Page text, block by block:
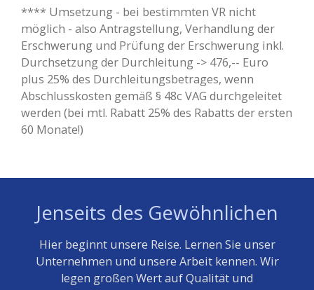
**** Umsetzung - bei bestimmten VR nicht
möglich - also Antragstellung, Verhandlung der
Erschwerung und Prüfung der Erschwerung inkl.
Durchsetzung der Durchleitung -> 476,-- Euro
plus 25% des Durchleitungsbetrages, wenn
Abschlusskosten gemäß § 48c VAG durchgeleitet
werden (bei mtl. Rabatt 25% des Rabatts der ersten
60 Monate!)
Jenseits des Gewöhnlichen
Hier beginnt unsere Reise. Lernen Sie unser
Unternehmen und unsere Arbeit kennen. Wir
legen großen Wert auf Qualität und